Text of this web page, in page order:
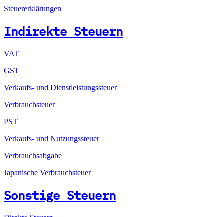
Steuererklärungen
Indirekte Steuern
VAT
GST
Verkaufs- und Dienstleistungssteuer
Verbrauchsteuer
PST
Verkaufs- und Nutzungssteuer
Verbrauchsabgabe
Japanische Verbrauchsteuer
Sonstige Steuern